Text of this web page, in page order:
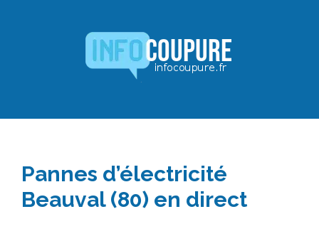
Pannes d’électricité
Beauval (80) en direct